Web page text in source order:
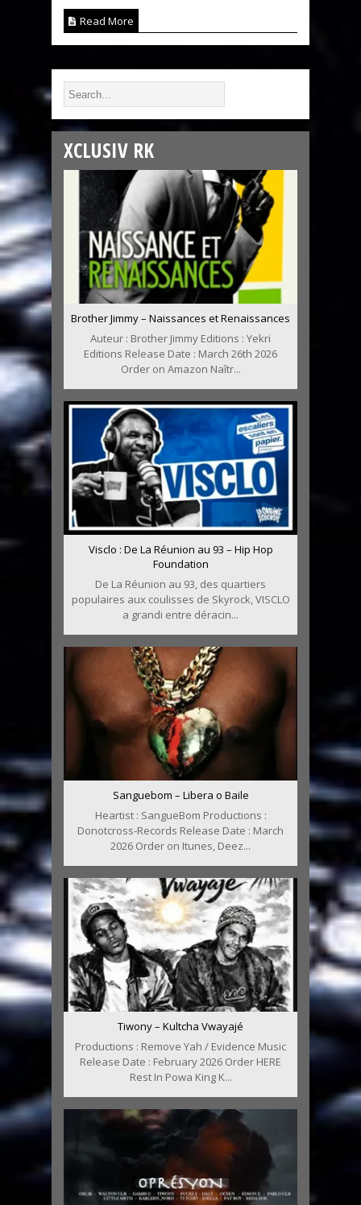
Read More
XCLUSIV RK
Brother Jimmy – Naissances et Renaissances
Auteur : Brother Jimmy Editions : Yekri
Editions Release Date : March 26th 2026
Order on Amazon Naîtr...
Visclo : De La Réunion au 93 – Hip Hop
Foundation
De La Réunion au 93, des quartiers
populaires aux coulisses de Skyrock, VISCLO
a grandi entre déracin...
Sanguebom – Libera o Baile
Heartist : SangueBom Productions :
Donotcross-Records Release Date : March
2026 Order on Itunes, Deez...
Tiwony – Kultcha Vwayajé
Productions : Remove Yah / Evidence Music
Release Date : February 2026 Order HERE
Rest In Powa King K...